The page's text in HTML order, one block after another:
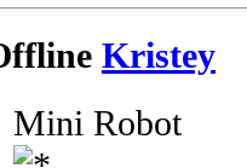
Kristey
Mini Robot